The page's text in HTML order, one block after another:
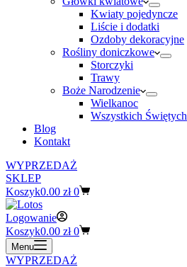
Kwiaty pojedyncze
Liście i dodatki
Ozdoby dekoracyjne
Rośliny doniczkowe
Storczyki
Trawy
Boże Narodzenie
Wielkanoc
Wszystkich Świętych
Blog
Kontakt
WYPRZEDAŻ
SKLEP
Koszyk0.00 zł 0
Logowanie
Koszyk0.00 zł 0
Menu
WYPRZEDAŻ